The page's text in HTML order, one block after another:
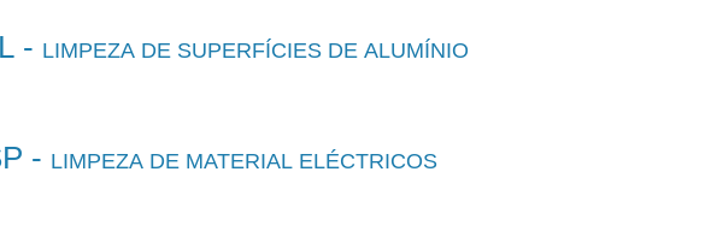
- LIMPEZA DE SUPERFÍCIES DE ALUMÍNIO
- LIMPEZA DE MATERIAL ELÉCTRICOS